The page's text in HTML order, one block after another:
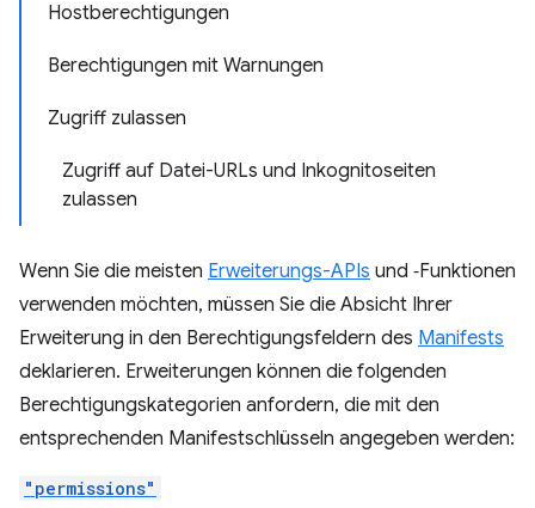
Hostberechtigungen
Berechtigungen mit Warnungen
Zugriff zulassen
Zugriff auf Datei-URLs und Inkognitoseiten
zulassen
Wenn Sie die meisten Erweiterungs-APIs und ‑Funktionen
verwenden möchten, müssen Sie die Absicht Ihrer
Erweiterung in den Berechtigungsfeldern des Manifests
deklarieren. Erweiterungen können die folgenden
Berechtigungskategorien anfordern, die mit den
entsprechenden Manifestschlüsseln angegeben werden:
"permissions"